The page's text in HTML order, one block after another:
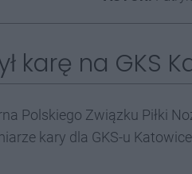
karę na GKS
Polskiego Związku Piłki
kary dla GKS-u